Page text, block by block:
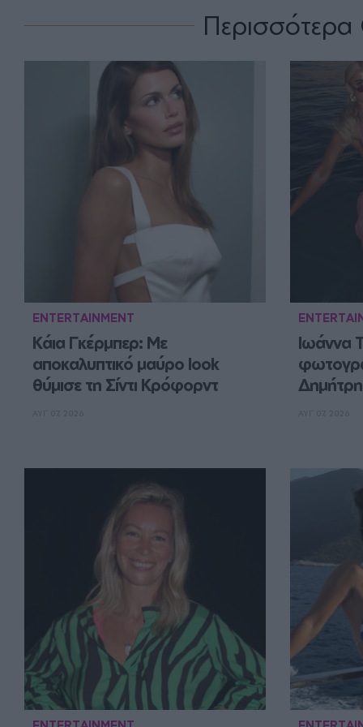
ENTERTAINMENT
Κάια Γκέρμπερ: Με
αποκαλυπτικό μαύρο look
θύμισε τη Σίντι Κρόφορντ
Ιωάννα